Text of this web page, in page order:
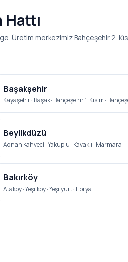
Üretim merkezimiz Bahçeşehir 2.
Başakşehir
Kayaşehir · Başak · Bahçeşehir 1. Kısım ·
Beylikdüzü
Adnan Kahveci · Yakuplu · Kavaklı · Marmara
Bakırköy
Ataköy · Yeşilköy · Yeşilyurt · Florya